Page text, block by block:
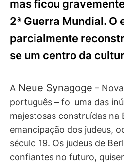
mas ficou
2ª Guerra Mundial. O
parcialmente
se um centro da
A Neue Synagoge –
português – foi uma das
majestosas construídas na
emancipação dos judeus,
século 19. Os judeus de
confiantes no futuro,